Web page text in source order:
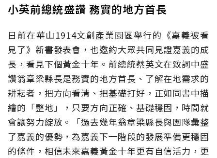
小英前總統盛讚 務實的地方首長
日前在華山1914文創產業園區舉行的《嘉義被看
見了》新書發表會，也邀約大眾共同見證嘉義的成
長，看見下個黃金十年。前總統蔡英文在致詞中盛
讚翁章梁縣長是務實的地方首長、了解在地需求的
耕耘者，把方向看清、把基礎打好，正如同書中描
繪的「整地」，只要方向正確、基礎穩固，時間就
會讓努力綻放。「過去幾年翁章梁縣長與團隊彙整
了嘉義的優勢，為嘉義下一階段的發展準備更穩固
的條件，相信未來嘉義黃金十年更有自信活力，更